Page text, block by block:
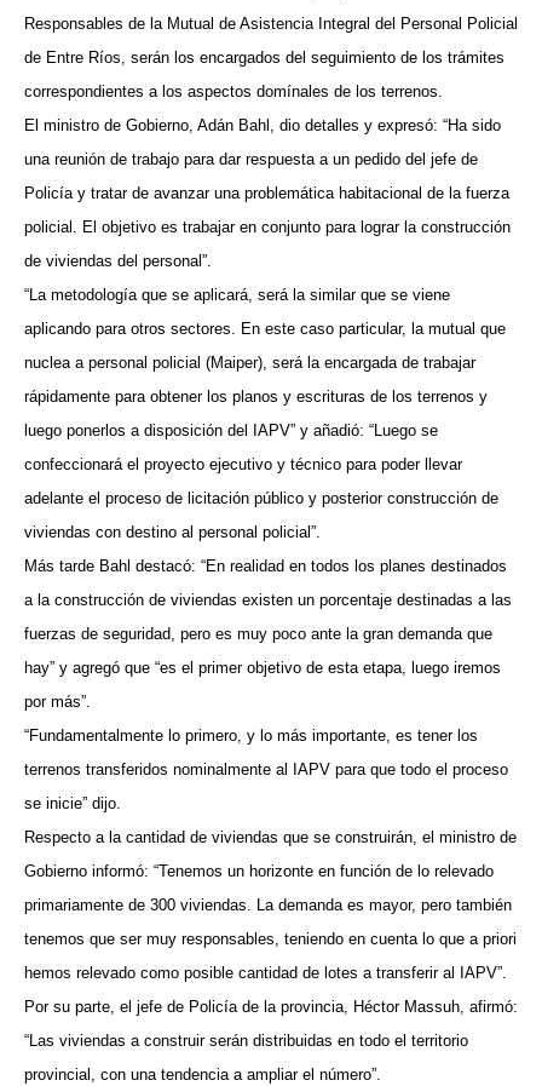
Responsables de la Mutual de Asistencia Integral del Personal Policial
de Entre Ríos, serán los encargados del seguimiento de los trámites
correspondientes a los aspectos domínales de los terrenos.
El ministro de Gobierno, Adán Bahl, dio detalles y expresó: “Ha sido
una reunión de trabajo para dar respuesta a un pedido del jefe de
Policía y tratar de avanzar una problemática habitacional de la fuerza
policial. El objetivo es trabajar en conjunto para lograr la construcción
de viviendas del personal”.
“La metodología que se aplicará, será la similar que se viene
aplicando para otros sectores. En este caso particular, la mutual que
nuclea a personal policial (Maiper), será la encargada de trabajar
rápidamente para obtener los planos y escrituras de los terrenos y
luego ponerlos a disposición del IAPV” y añadió: “Luego se
confeccionará el proyecto ejecutivo y técnico para poder llevar
adelante el proceso de licitación público y posterior construcción de
viviendas con destino al personal policial”.
Más tarde Bahl destacó: “En realidad en todos los planes destinados
a la construcción de viviendas existen un porcentaje destinadas a las
fuerzas de seguridad, pero es muy poco ante la gran demanda que
hay” y agregó que “es el primer objetivo de esta etapa, luego iremos
por más”.
“Fundamentalmente lo primero, y lo más importante, es tener los
terrenos transferidos nominalmente al IAPV para que todo el proceso
se inicie” dijo.
Respecto a la cantidad de viviendas que se construirán, el ministro de
Gobierno informó: “Tenemos un horizonte en función de lo relevado
primariamente de 300 viviendas. La demanda es mayor, pero también
tenemos que ser muy responsables, teniendo en cuenta lo que a priori
hemos relevado como posible cantidad de lotes a transferir al IAPV”.
Por su parte, el jefe de Policía de la provincia, Héctor Massuh, afirmó:
“Las viviendas a construir serán distribuidas en todo el territorio
provincial, con una tendencia a ampliar el número”.